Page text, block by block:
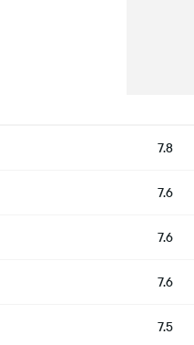
7.8
7.6
7.6
7.6
7.5